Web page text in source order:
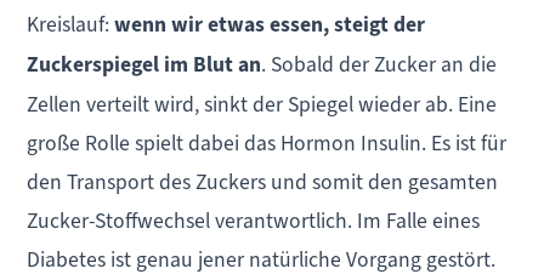
Kreislauf:wenn wir etwas essen, steigt der
Zuckerspiegel im Blut an. Sobald der Zucker an die
Zellen verteilt wird, sinkt der Spiegel wieder ab. Eine
große Rolle spielt dabei das Hormon Insulin. Es ist für
den Transport des Zuckers und somit den gesamten
Zucker-Stoffwechsel verantwortlich. Im Falle eines
Diabetes ist genau jener natürliche Vorgang gestört.